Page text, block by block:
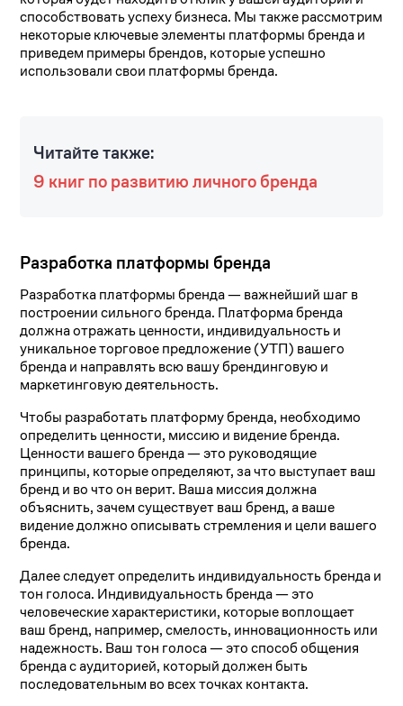
способствовать успеху бизнеса. Мы также рассмотрим
некоторые ключевые элементы платформы бренда и
приведем примеры брендов, которые успешно
использовали свои платформы бренда.
Читайте также:
9 книг по развитию личного бренда
Разработка платформы бренда
Разработка платформы бренда — важнейший шаг в
построении сильного бренда. Платформа бренда
должна отражать ценности, индивидуальность и
уникальное торговое предложение (УТП) вашего
бренда и направлять всю вашу брендинговую и
маркетинговую деятельность.
Чтобы разработать платформу бренда, необходимо
определить ценности, миссию и видение бренда.
Ценности вашего бренда — это руководящие
принципы, которые определяют, за что выступает ваш
бренд и во что он верит. Ваша миссия должна
объяснить, зачем существует ваш бренд, а ваше
видение должно описывать стремления и цели вашего
бренда.
Далее следует определить индивидуальность бренда и
тон голоса. Индивидуальность бренда — это
человеческие характеристики, которые воплощает
ваш бренд, например, смелость, инновационность или
надежность. Ваш тон голоса — это способ общения
бренда с аудиторией, который должен быть
последовательным во всех точках контакта.